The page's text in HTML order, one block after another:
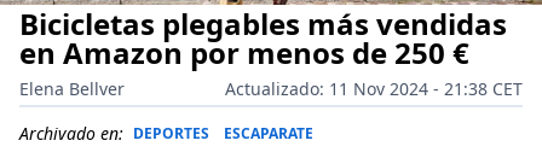
Bicicletas plegables más vendidas
en Amazon por menos de 250 €
Elena Bellver
Actualizado: 11 Nov 2024 - 21:38 CET
Archivado en: DEPORTES ESCAPARATE